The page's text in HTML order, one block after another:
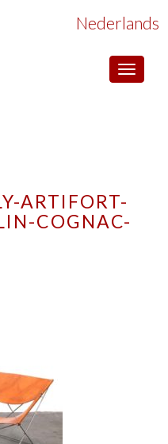
Toggle
Nederlands
ARTIFORT-
COGNAC-